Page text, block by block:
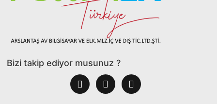
Bizi takip ediyor musunuz ?